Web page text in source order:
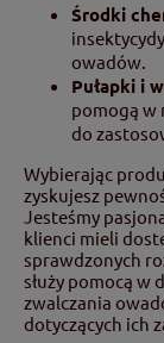
Środki
owadów.
Pułapki i
pomogą w
do
Wybierając
zyskujesz
Jesteśmy
klienci mieli
sprawdzonych
służy pomocą
zwalczania
dotyczących ich